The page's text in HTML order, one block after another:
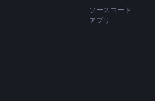
ソースコード
アプリ